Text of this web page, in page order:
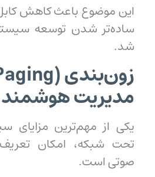
این موضوع باعث کاهش
ساده‌تر شدن توسعه
شد.
مدیریت
یکی از مهم‌ترین مزایای
تحت شبکه، امکان
صوتی است.